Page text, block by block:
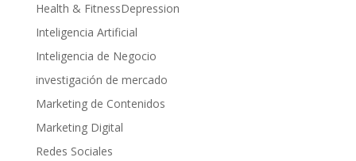
Health & FitnessDepression
Inteligencia Artificial
Inteligencia de Negocio
investigación de mercado
Marketing de Contenidos
Marketing Digital
Redes Sociales